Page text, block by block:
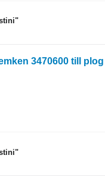
3470600 till plog